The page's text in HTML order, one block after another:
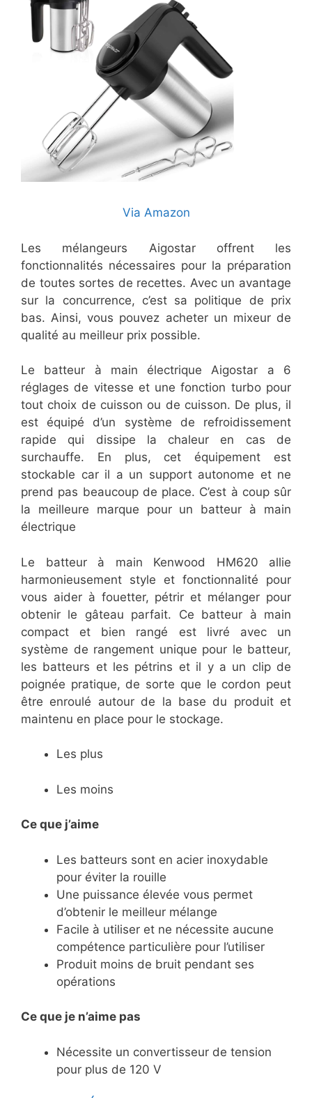
Via Amazon
Les mélangeurs Aigostar offrent les
fonctionnalités nécessaires pour la préparation
de toutes sortes de recettes. Avec un avantage
sur la concurrence, c’est sa politique de prix
bas. Ainsi, vous pouvez acheter un mixeur de
qualité au meilleur prix possible.
Le batteur à main électrique Aigostar a 6
réglages de vitesse et une fonction turbo pour
tout choix de cuisson ou de cuisson. De plus, il
est équipé d’un système de refroidissement
rapide qui dissipe la chaleur en cas de
surchauffe. En plus, cet équipement est
stockable car il a un support autonome et ne
prend pas beaucoup de place. C’est à coup sûr
la meilleure marque pour un batteur à main
électrique
Le batteur à main Kenwood HM620 allie
harmonieusement style et fonctionnalité pour
vous aider à fouetter, pétrir et mélanger pour
obtenir le gâteau parfait. Ce batteur à main
compact et bien rangé est livré avec un
système de rangement unique pour le batteur,
les batteurs et les pétrins et il y a un clip de
poignée pratique, de sorte que le cordon peut
être enroulé autour de la base du produit et
maintenu en place pour le stockage.
Les plus
Les moins
Ce que j’aime
Les batteurs sont en acier inoxydable
pour éviter la rouille
Une puissance élevée vous permet
d’obtenir le meilleur mélange
Facile à utiliser et ne nécessite aucune
compétence particulière pour l’utiliser
Produit moins de bruit pendant ses
opérations
Ce que je n’aime pas
Nécessite un convertisseur de tension
pour plus de 120 V